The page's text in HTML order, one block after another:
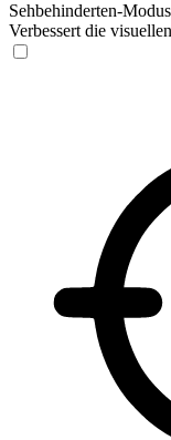
Sehbehinderten-Modus
Verbessert die